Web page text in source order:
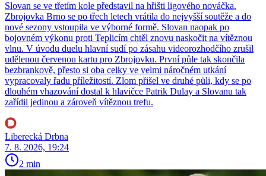
Slovan se ve třetím kole představil na hřišti ligového nováčka.
Zbrojovka Brno se po třech letech vrátila do nejvyšší soutěže a do
nové sezony vstoupila ve výborné formě. Slovan naopak po
bojovném výkonu proti Teplicím chtěl znovu naskočit na vítěznou
vlnu. V úvodu duelu hlavní sudí po zásahu videorozhodčího zrušil
udělenou červenou kartu pro Zbrojovku. První půle tak skončila
bezbrankově, přesto si oba celky ve velmi náročném utkání
vypracovaly řadu příležitostí. Zlom přišel ve druhé půli, kdy se po
dlouhém vhazování dostal k hlavičce Patrik Dulay a Slovanu tak
zařídil jedinou a zároveň vítěznou trefu.
Liberecká Drbna
7. 8. 2026, 19:24
2 min